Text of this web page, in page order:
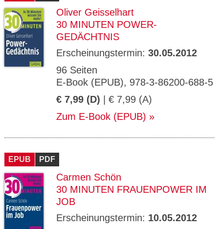
Oliver Geisselhart
30 MINUTEN POWER-
GEDÄCHTNIS
Erscheinungstermin: 30.05.2012
96 Seiten
E-Book (EPUB), 978-3-86200-688-5
€ 7,99 (D) | € 7,99 (A)
Zum E-Book (EPUB)
EPUB PDF
Carmen Schön
30 MINUTEN FRAUENPOWER IM
JOB
Erscheinungstermin: 10.05.2012